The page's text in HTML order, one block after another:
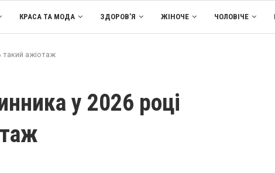
КРАСА ТА МОДА ЗДОРОВ’Я ЖІНОЧЕ ЧОЛОВІЧЕ
такий ажіотаж
у 2026 році